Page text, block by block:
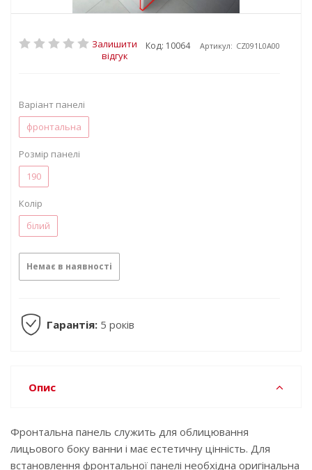
Залишити
відгук
Код: 10064 Артикул: CZ091L0A00
Варіант панелі
фронтальна
Розмір панелі
190
Колір
білий
Немає в наявності
Гарантія: 5 років
Опис
Фронтальна панель служить для облицювання
лицьового боку ванни і має естетичну цінність. Для
встановлення фронтальної панелі необхідна оригінальна